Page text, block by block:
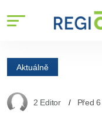
Aktuálně
2 Editor Před